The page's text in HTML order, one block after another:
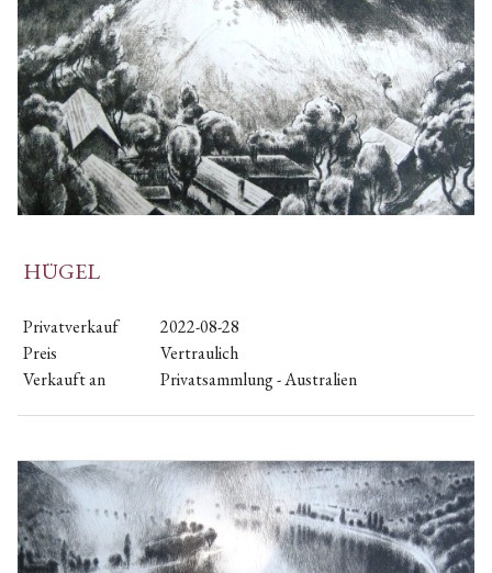
HÜGEL
Privatverkauf
2022-08-28
Preis
Vertraulich
Verkauft an
Privatsammlung - Australien